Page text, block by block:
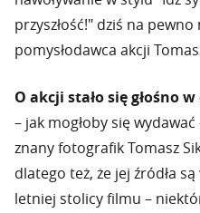
przyszłość!" dziś na pewno
pomysłodawca akcji
O akcji stało się głośno w
– jak mogłoby się
znany fotografik Tomasz
dlatego też, że jej źródła
letniej stolicy filmu –